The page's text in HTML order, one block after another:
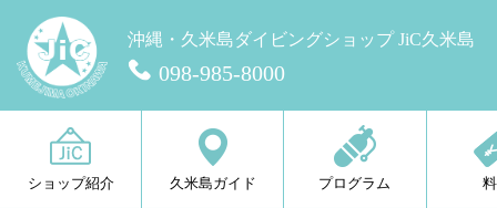
沖縄・久米島ダイビングショップ JiC久米島
098-985-8000
ショップ紹介 久米島ガイド プログラム